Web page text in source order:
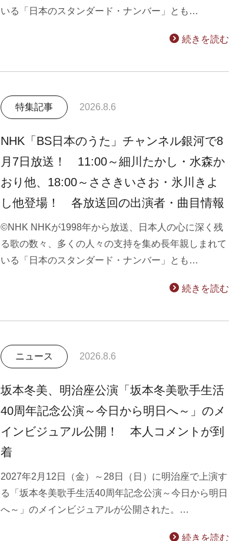
いる「日本のスタンダード・ナンバー」とも…
続きを読む
特集記事 2026.8.6
NHK「BS日本のうた」チャンネル銀河で8
月7日放送！ 11:00～細川たかし・水森か
おり他、18:00～ささきいさお・氷川きよ
し他登場！ 各放送回の出演者・曲目情報
©NHK NHKが1998年から放送、日本人の心に深く残
る歌の数々、多くの人々の支持を集め長年親しまれて
いる「日本のスタンダード・ナンバー」とも…
続きを読む
ニュース 2026.8.6
坂本冬美、明治座公演「坂本冬美歌手生活
40周年記念公演～今日から明日へ～」のメ
インビジュアル公開！ 本人コメントが到
着
2027年2月12日（金）～28日（日）に明治座で上演す
る「坂本冬美歌手生活40周年記念公演～今日から明日
へ～」のメインビジュアルが公開された。…
続きを読む